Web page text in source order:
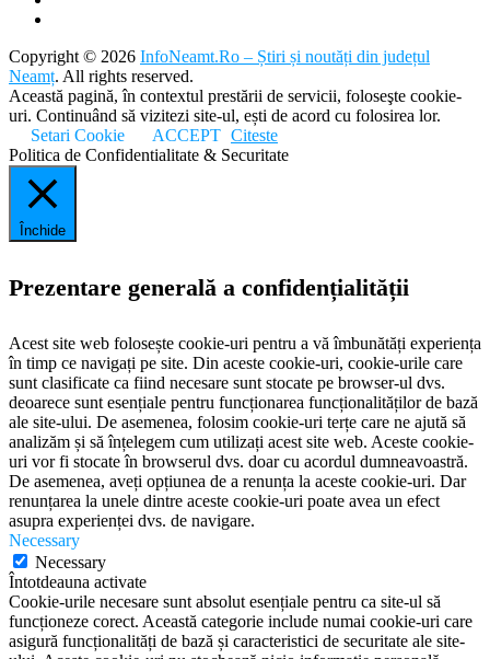
Copyright © 2026 InfoNeamt.Ro – Știri și noutăți din județul
Neamț. All rights reserved.
Această pagină, în contextul prestării de servicii, foloseşte cookie-
uri. Continuând să vizitezi site-ul, ești de acord cu folosirea lor.
Setari Cookie
ACCEPT Citeste
Politica de Confidentialitate & Securitate
Închide
Prezentare generală a confidențialității
Acest site web folosește cookie-uri pentru a vă îmbunătăți experiența
în timp ce navigați pe site. Din aceste cookie-uri, cookie-urile care
sunt clasificate ca fiind necesare sunt stocate pe browser-ul dvs.
deoarece sunt esențiale pentru funcționarea funcționalităților de bază
ale site-ului. De asemenea, folosim cookie-uri terțe care ne ajută să
analizăm și să înțelegem cum utilizați acest site web. Aceste cookie-
uri vor fi stocate în browserul dvs. doar cu acordul dumneavoastră.
De asemenea, aveți opțiunea de a renunța la aceste cookie-uri. Dar
renunțarea la unele dintre aceste cookie-uri poate avea un efect
asupra experienței dvs. de navigare.
Necessary
Necessary
Întotdeauna activate
Cookie-urile necesare sunt absolut esențiale pentru ca site-ul să
funcționeze corect. Această categorie include numai cookie-uri care
asigură funcționalități de bază și caracteristici de securitate ale site-